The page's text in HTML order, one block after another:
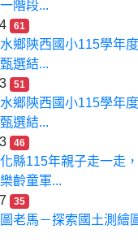
階段...
61
鄉陝西國小115學年
選結...
51
鄉陝西國小115學年
選結...
46
縣115年親子走一走
齡童軍...
35
圖老馬－探索國土測繪